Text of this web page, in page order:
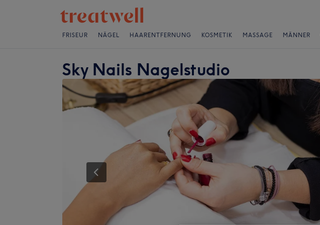
FRISEUR NÄGEL HAARENTFERNUNG KOSMETIK MASSAGE MÄNNER
Sky Nails Nagelstudio